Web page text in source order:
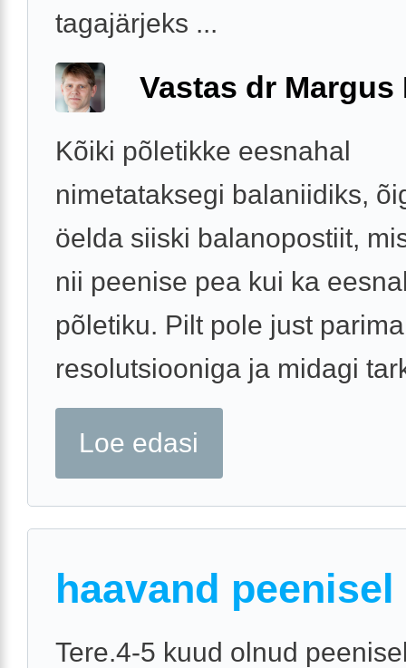
tagajärjeks ...
Vastas dr Margus
Kõiki põletikke eesnahal
nimetataksegi balaniidiks,
öelda siiski balanopostiit,
nii peenise pea kui ka
põletiku. Pilt pole just parima
resolutsiooniga ja midagi
Loe edasi
haavand peenisel
Tere.4-5 kuud olnud